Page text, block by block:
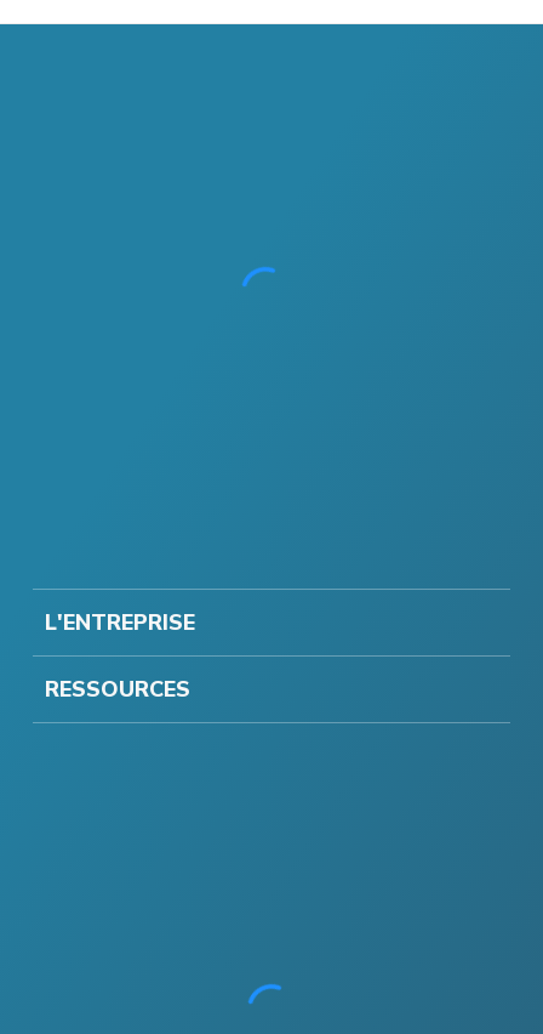
L'ENTREPRISE
RESSOURCES